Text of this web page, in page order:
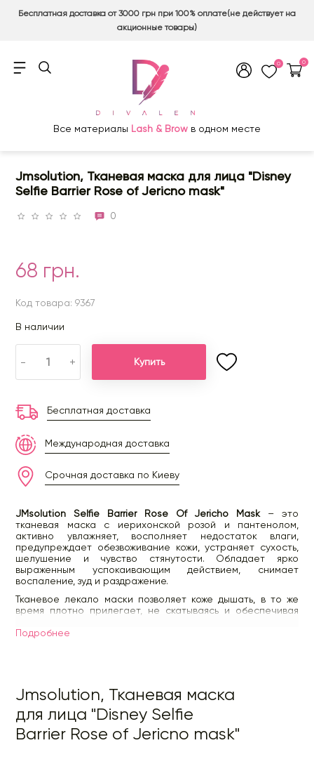
Бесплатная доставка от 3000 грн при 100% оплате(не действует на
акционные товары)
0 0
Все материалы Lash & Brow в одном месте
Jmsolution, Тканевая маска для лица "Disney
Selfie Barrier Rose of Jericno mask"
0
68 грн.
Код товара: 9367
В наличии
- + Купить
Бесплатная доставка
Международная доставка
Срочная доставка по Киеву
JMsolution Selfie Barrier Rose Of Jericho Mask– это
тканевая маска с иерихонской розой и пантенолом,
активно увлажняет, восполняет недостаток влаги,
предупреждает обезвоживание кожи, устраняет сухость,
шелушение и чувство стянутости. Обладает ярко
выраженным успокаивающим действием, снимает
воспаление, зуд и раздражение.
Тканевое лекало маски позволяет коже дышать, в то же
время плотно прилегает, не скатываясь и обеспечивая
Способ применения: после очищения лица подготовьте
Для всех типов кожи.
Подробнее
Jmsolution, Тканевая маска
для лица "Disney Selfie
Barrier Rose of Jericno mask"